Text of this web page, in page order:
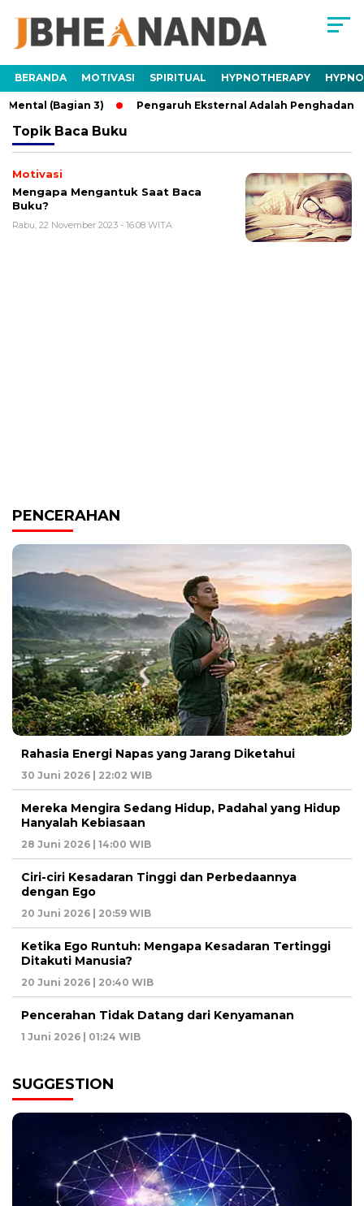
BERANDA MOTIVASI SPIRITUAL HYPNOTHERAPY
(Bagian 3) Pengaruh Eksternal Adalah Penghadang
Topik Baca Buku
Motivasi
Mengapa Mengantuk Saat Baca
Buku?
Rabu, 22 November 2023 - 16:08 WITA
PENCERAHAN
Rahasia Energi Napas yang Jarang Diketahui
30 Juni 2026 | 22:02 WIB
Mereka Mengira Sedang Hidup, Padahal yang Hidup
Hanyalah Kebiasaan
28 Juni 2026 | 14:00 WIB
Ciri-ciri Kesadaran Tinggi dan Perbedaannya
dengan Ego
20 Juni 2026 | 20:59 WIB
Ketika Ego Runtuh: Mengapa Kesadaran Tertinggi
Ditakuti Manusia?
20 Juni 2026 | 20:40 WIB
Pencerahan Tidak Datang dari Kenyamanan
1 Juni 2026 | 01:24 WIB
SUGGESTION